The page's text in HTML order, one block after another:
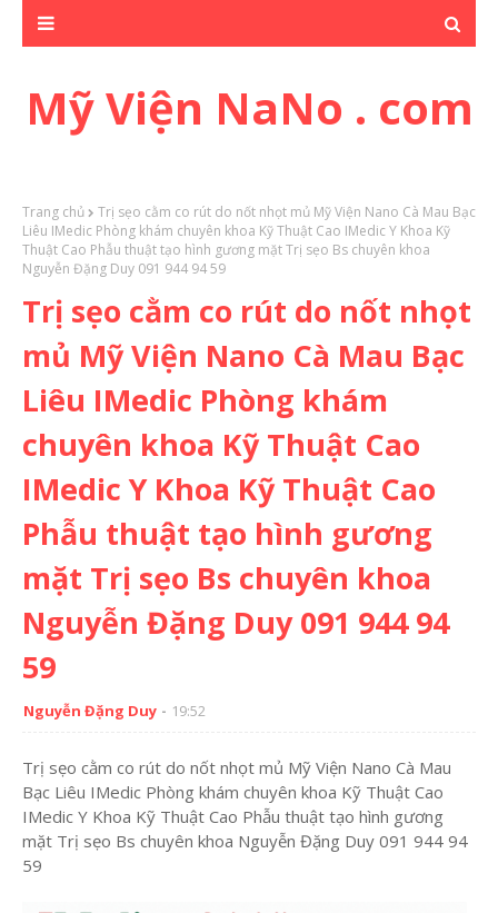
Mỹ Viện NaNo . com
Trang chủ
Trị sẹo cằm co rút do nốt nhọt mủ Mỹ Viện Nano Cà Mau Bạc
Liêu IMedic Phòng khám chuyên khoa Kỹ Thuật Cao IMedic Y Khoa Kỹ
Thuật Cao Phẫu thuật tạo hình gương mặt Trị sẹo Bs chuyên khoa
Nguyễn Đặng Duy 091 944 94 59
Trị sẹo cằm co rút do nốt nhọt
mủ Mỹ Viện Nano Cà Mau Bạc
Liêu IMedic Phòng khám
chuyên khoa Kỹ Thuật Cao
IMedic Y Khoa Kỹ Thuật Cao
Phẫu thuật tạo hình gương
mặt Trị sẹo Bs chuyên khoa
Nguyễn Đặng Duy 091 944 94
59
Nguyễn Đặng Duy 19:52
Trị sẹo cằm co rút do nốt nhọt mủ Mỹ Viện Nano Cà Mau
Bạc Liêu IMedic Phòng khám chuyên khoa Kỹ Thuật Cao
IMedic Y Khoa Kỹ Thuật Cao Phẫu thuật tạo hình gương
mặt Trị sẹo Bs chuyên khoa Nguyễn Đặng Duy 091 944 94
59